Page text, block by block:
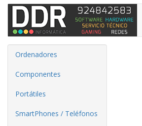
Ordenadores
Componentes
Portátiles
SmartPhones / Teléfonos